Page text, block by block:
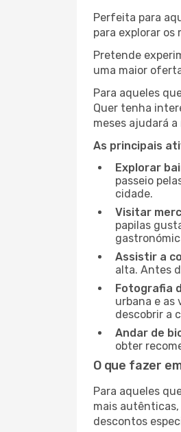
Perfeita para
para explorar
Pretende
uma maior
Para aqueles
Quer tenha
meses ajudará
As principais
Explorar
passeio
cidade.
Visitar
papilas
Assistir a
alta. Antes
Fotografia
urbana e as
descobrir a
Andar de
obter
O que fazer
Para aqueles
mais autênticas,
descontos